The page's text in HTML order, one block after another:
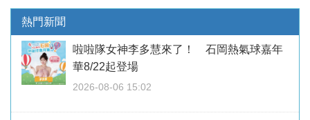
熱門新聞
啦啦隊女神李多慧來了！ 石岡熱氣球嘉年
華8/22起登場
2026-08-06 15:02